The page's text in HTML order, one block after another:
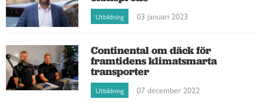
Utbildning 03 januari 2023
Continental om däck för
framtidens klimatsmarta
transporter
Utbildning 07 december 2022